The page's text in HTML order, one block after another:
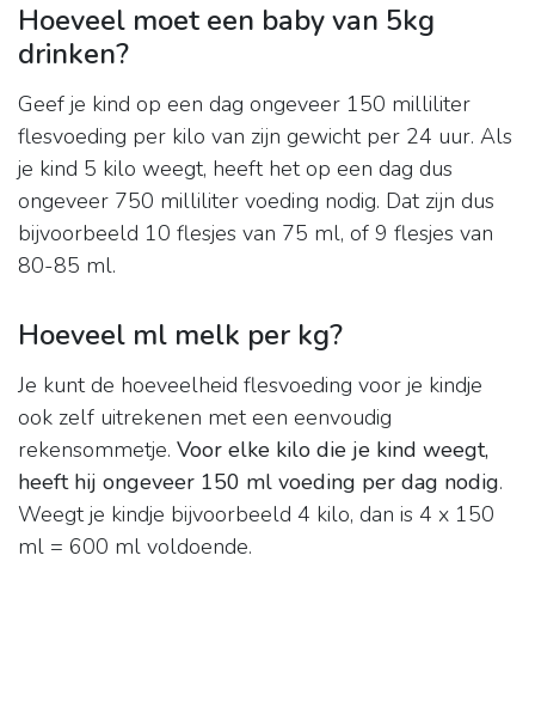
Hoeveel moet een baby van 5kg
drinken?
Geef je kind op een dag ongeveer 150 milliliter
flesvoeding per kilo van zijn gewicht per 24 uur. Als
je kind 5 kilo weegt, heeft het op een dag dus
ongeveer 750 milliliter voeding nodig. Dat zijn dus
bijvoorbeeld 10 flesjes van 75 ml, of 9 flesjes van
80-85 ml.
Hoeveel ml melk per kg?
Je kunt de hoeveelheid flesvoeding voor je kindje
ook zelf uitrekenen met een eenvoudig
rekensommetje. Voor elke kilo die je kind weegt,
heeft hij ongeveer 150 ml voeding per dag nodig.
Weegt je kindje bijvoorbeeld 4 kilo, dan is 4 x 150
ml = 600 ml voldoende.